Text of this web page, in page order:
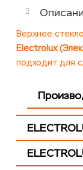
Верхнее
Electrolux
подходит для